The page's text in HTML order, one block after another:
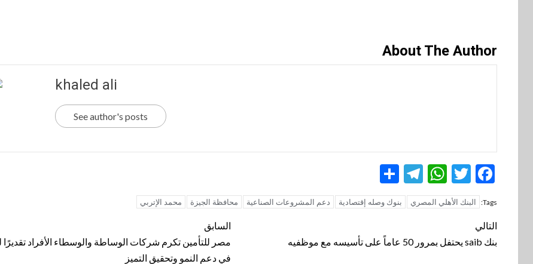
About The Author
khaled ali
See author's posts
Facebook
Twitter
WhatsApp
Telegram
Tags: البنك الأهلي المصري بنوك وصله إقتصادية دعم المشروعات الصناعية محافظة الجيزة محمد الإتربي
تنقل
المقالة
السابق
مصر للتأمين تكرم شركات الوساطة والوسطاء الأفراد تقديرًا
في دعم النمو وتحقيق التميز
التالي
بنك saib يحتفل بمرور 50 عاماً على تأسيسه مع موظفيه